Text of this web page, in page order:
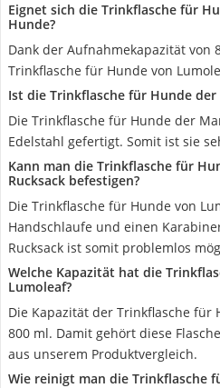
Eignet sich die Trinkflasche für
Hunde?
Dank der Aufnahmekapazität von
Trinkflasche für Hunde von
Ist die Trinkflasche für Hunde
Die Trinkflasche für Hunde der
Edelstahl gefertigt. Somit ist sie
Kann man die Trinkflasche für
Rucksack befestigen?
Die Trinkflasche für Hunde von
Handschlaufe und einen
Rucksack ist somit problemlos
Welche Kapazität hat die
Lumoleaf?
Die Kapazität der Trinkflasche für
800 ml. Damit gehört diese
aus unserem Produktvergleich.
Wie reinigt man die Trinkflasche